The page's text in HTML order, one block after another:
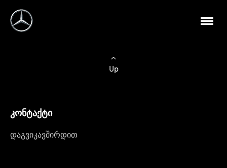
Up
კონტაქტი
დაგვიკავშირდით